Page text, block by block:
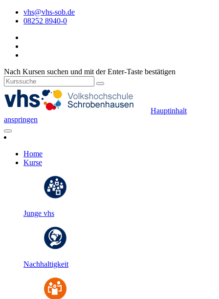
vhs@vhs-sob.de
08252 8940-0
Nach Kursen suchen und mit der Enter-Taste bestätigen
Hauptinhalt
anspringen
Home
Kurse
Junge vhs
Nachhaltigkeit